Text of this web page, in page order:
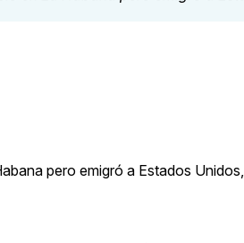
pero emigró a Estados